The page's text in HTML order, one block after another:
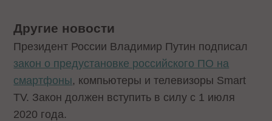
Другие новости
Президент России Владимир Путин подписал
закон о предустановке российского ПО на
смартфоны, компьютеры и телевизоры Smart
TV. Закон должен вступить в силу с 1 июля
2020 года.